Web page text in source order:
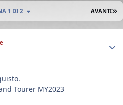
AVANTI
1 DI 2
Tourer MY2023